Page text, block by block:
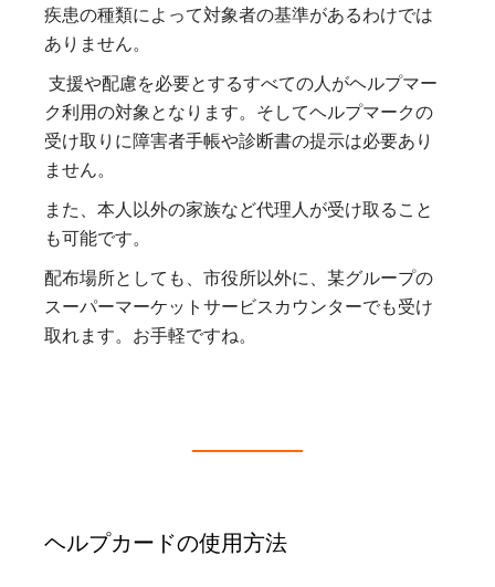
疾患の種類によって対象者の基準があるわけでは
ありません。
支援や配慮を必要とするすべての人がヘルプマー
ク利用の対象となります。そしてヘルプマークの
受け取りに障害者手帳や診断書の提示は必要あり
ません。
また、本人以外の家族など代理人が受け取ること
も可能です。
配布場所としても、市役所以外に、某グループの
スーパーマーケットサービスカウンターでも受け
取れます。お手軽ですね。
ヘルプカードの使用方法